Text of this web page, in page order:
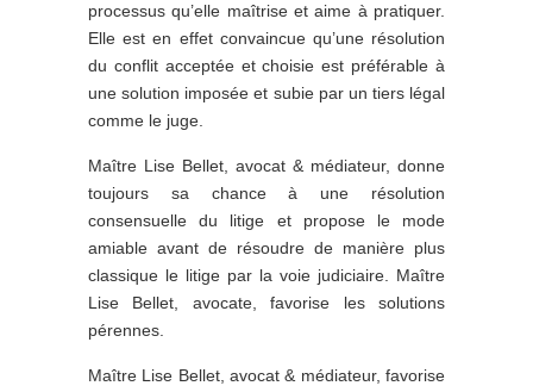
processus qu’elle maîtrise et aime à pratiquer.
Elle est en effet convaincue qu’une résolution
du conflit acceptée et choisie est préférable à
une solution imposée et subie par un tiers légal
comme le juge.
Maître Lise Bellet, avocat & médiateur, donne
toujours sa chance à une résolution
consensuelle du litige et propose le mode
amiable avant de résoudre de manière plus
classique le litige par la voie judiciaire. Maître
Lise Bellet, avocate, favorise les solutions
pérennes.
Maître Lise Bellet, avocat & médiateur, favorise